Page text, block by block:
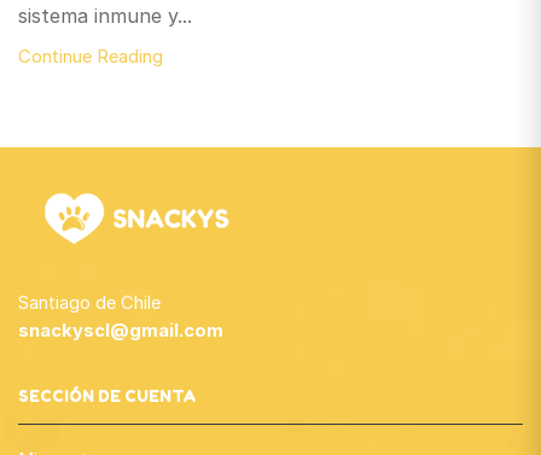
sistema inmune y...
Continue Reading
Santiago de Chile
snackyscl@gmail.com
SECCIÓN DE CUENTA